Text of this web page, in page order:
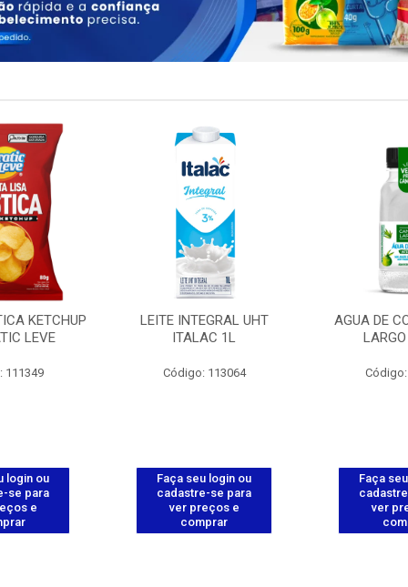
KETCHUP
LEVE
111349
login ou
se para
e
LEITE INTEGRAL UHT
ITALAC 1L
Código: 113064
Faça seu login ou
cadastre-se para
ver preços e
comprar
AGUA DE
Código:
Faça
ver